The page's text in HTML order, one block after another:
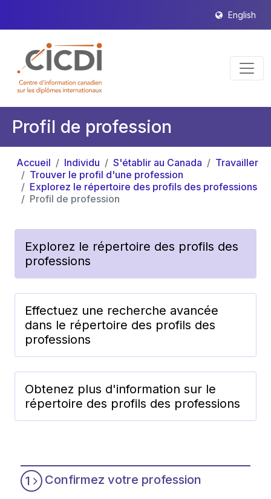
English
Profil de profession
Accueil Individu S'établir au Canada
Travailler
Trouver le profil d'une profession
Explorez le répertoire des profils des professions
Profil de profession
Explorez le répertoire des profils des
professions
Effectuez une recherche avancée
dans le répertoire des profils des
professions
Obtenez plus d'information sur le
répertoire des profils des professions
1 Confirmez votre profession